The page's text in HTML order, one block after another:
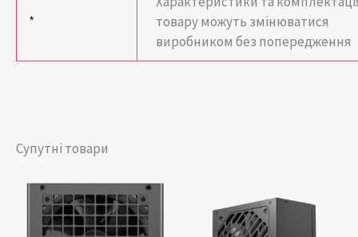
*
товару можуть змінюватися
виробником без попередження
Супутні товари